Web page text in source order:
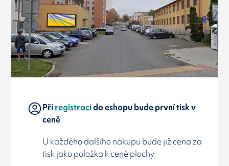
Přiregistracido eshopu bude první tisk v
ceně
U každého dalšího nákupu bude již cena za
tisk jako položka k ceně plochy